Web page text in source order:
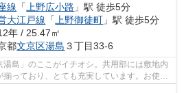
線 「 上野広小路 」駅 徒歩5分
大江戸線 「 上野御徒町 」駅 徒歩5分
年 / 25.47㎡
都文京区湯島 ３丁目33-6
湯島」のここがイチオシ。共用部には敷地内
っており、とても充実しています。お使い
に応じ...